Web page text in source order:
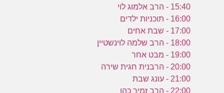
15:40 - הרב אלמוג לוי
16:00 - תוכניות ילדים
17:00 - שבת אחים
18:00 - הרב שלמה לוינשטיין
19:00 - מבט אחר
20:00 - הרבנית חגית שירה
21:00 - עונג שבת
22:00 - הרב זמיר כהן